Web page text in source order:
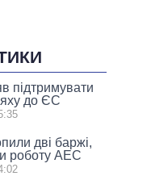
підтримувати
до ЄС
дві баржі,
роботу АЕС